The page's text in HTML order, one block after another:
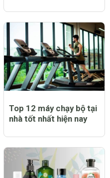
Top 12 máy chạy bộ tại
nhà tốt nhất hiện nay